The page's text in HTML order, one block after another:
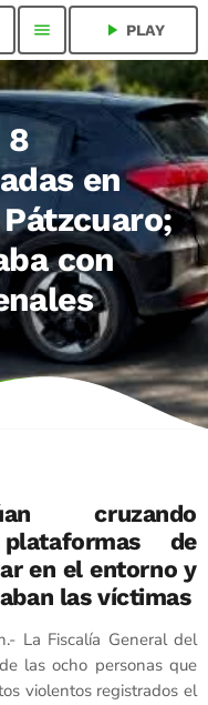
menu play_arrow PLAY
8
en
con
cruzando
de
en el entorno y
las víctimas
La Fiscalía General del
las ocho personas que
violentos registrados el